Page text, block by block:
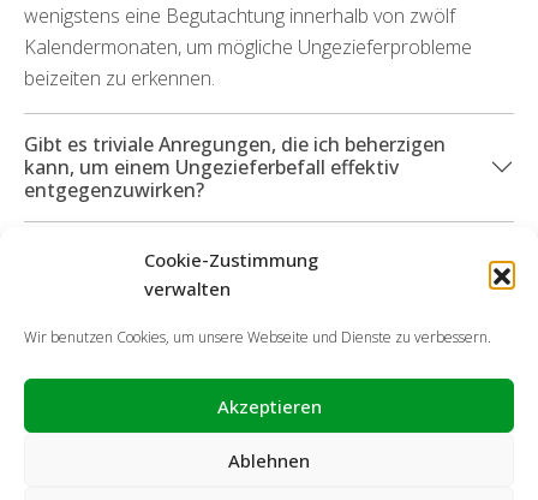
Cookie-Zustimmung
verwalten
Wir benutzen Cookies, um unsere Webseite und Dienste zu verbessern.
Akzeptieren
Ablehnen
wenigstens eine Begutachtung innerhalb von zwölf
Kalendermonaten, um mögliche Ungezieferprobleme
beizeiten zu erkennen.
Gibt es triviale Anregungen, die ich beherzigen
kann, um einem Ungezieferbefall effektiv
entgegenzuwirken?
Welche Dienstleistungsangebote kann ich in
Anspruch nehmen, wenn durch die Insekten
Folgeschäden in Erscheinung getreten sind?